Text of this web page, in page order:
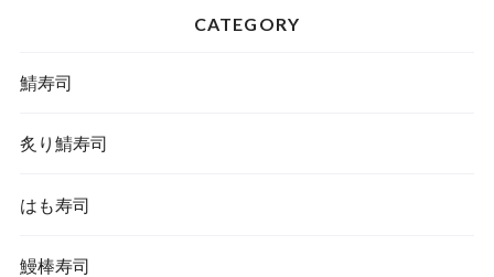
CATEGORY
鯖寿司
炙り鯖寿司
はも寿司
鰻棒寿司